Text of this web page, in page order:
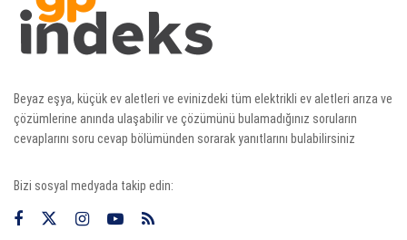
Beyaz eşya, küçük ev aletleri ve evinizdeki tüm elektrikli ev aletleri arıza ve
çözümlerine anında ulaşabilir ve çözümünü bulamadığınız soruların
cevaplarını soru cevap bölümünden sorarak yanıtlarını bulabilirsiniz
Bizi sosyal medyada takip edin: